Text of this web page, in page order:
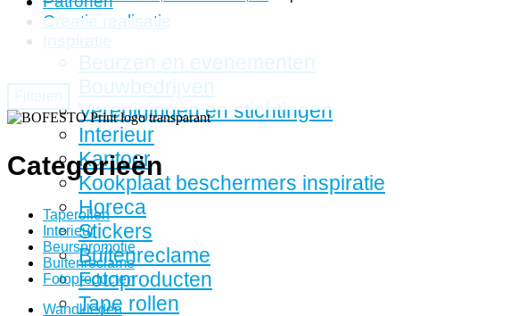
Creatie realisatie
Inspiratie
Beurzen en evenementen
Bouwbedrijven
Verenigingen en stichtingen
Interieur
Kantoor
Kookplaat beschermers inspiratie
Horeca
Stickers
Buitenreclame
Fotoproducten
Tape rollen
Filteren
Categorieën
Taperollen
Interieur
Beurspromotie
Buitenreclame
Fotoproducten
Wandkleden